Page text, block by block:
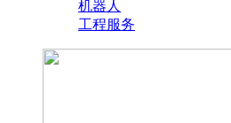
机器人
工程服务